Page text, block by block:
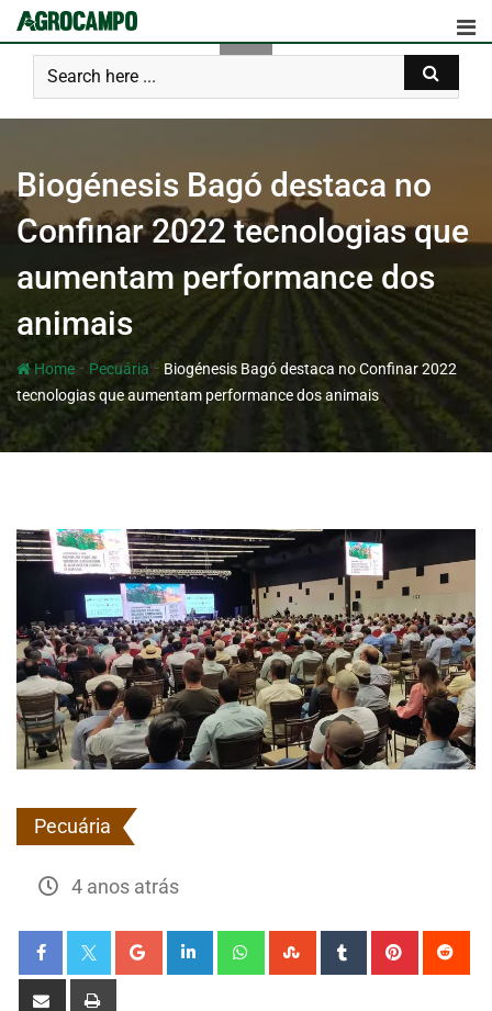
Biogénesis Bagó destaca no
Confinar 2022 tecnologias que
aumentam performance dos
animais
Home- Pecuária - Biogénesis Bagó destaca no Confinar 2022
tecnologias que aumentam performance dos animais
Pecuária
4 anos atrás